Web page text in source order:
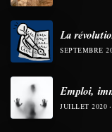
La
SEPTEMBRE
Emploi,
JUILLET 2020